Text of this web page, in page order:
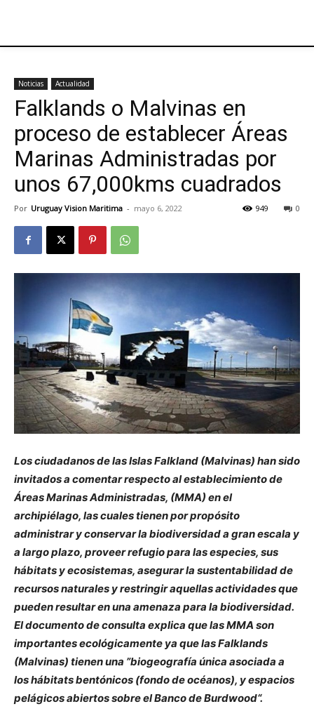
Noticias Actualidad
Falklands o Malvinas en
proceso de establecer Áreas
Marinas Administradas por
unos 67,000kms cuadrados
Por Uruguay Vision Maritima - mayo 6, 2022 0
949
Los ciudadanos de las Islas Falkland (Malvinas) han sido
invitados a comentar respecto al establecimiento de
Áreas Marinas Administradas, (MMA) en el
archipiélago, las cuales tienen por propósito
administrar y conservar la biodiversidad a gran escala y
a largo plazo, proveer refugio para las especies, sus
hábitats y ecosistemas, asegurar la sustentabilidad de
recursos naturales y restringir aquellas actividades que
pueden resultar en una amenaza para la biodiversidad.
El documento de consulta explica que las MMA son
importantes ecológicamente ya que las Falklands
(Malvinas) tienen una ”biogeografía única asociada a
los hábitats bentónicos (fondo de océanos), y espacios
pelágicos abiertos sobre el Banco de Burdwood“.